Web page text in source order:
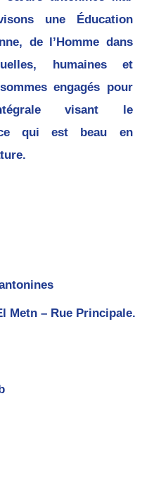
une Éducation
de l’Homme dans
humaines et
engagés pour
visant le
ce qui est beau en
Metn – Rue Principale.